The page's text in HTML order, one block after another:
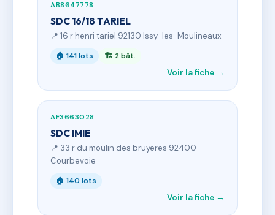
AB8647778
SDC 16/18 TARIEL
📍 16 r henri tariel 92130 Issy-les-Moulineaux
🏠 141 lots 🏗 2 bât.
Voir la fiche →
AF3663028
SDC IMIE
📍 33 r du moulin des bruyeres 92400
Courbevoie
🏠 140 lots
Voir la fiche →